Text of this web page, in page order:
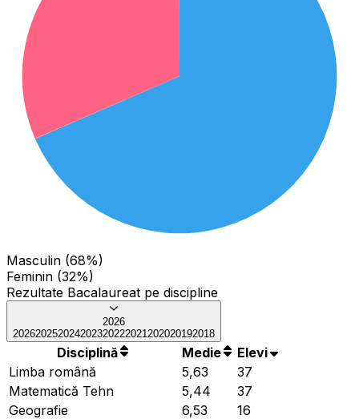
Masculin (68%)
Feminin (32%)
Rezultate Bacalaureat pe discipline
2026
202620252024202320222021 202020192018
Disciplină Medie
Elevi
Limba română
5,63
37
Matematică Tehn
5,44
37
Geografie
6,53 16